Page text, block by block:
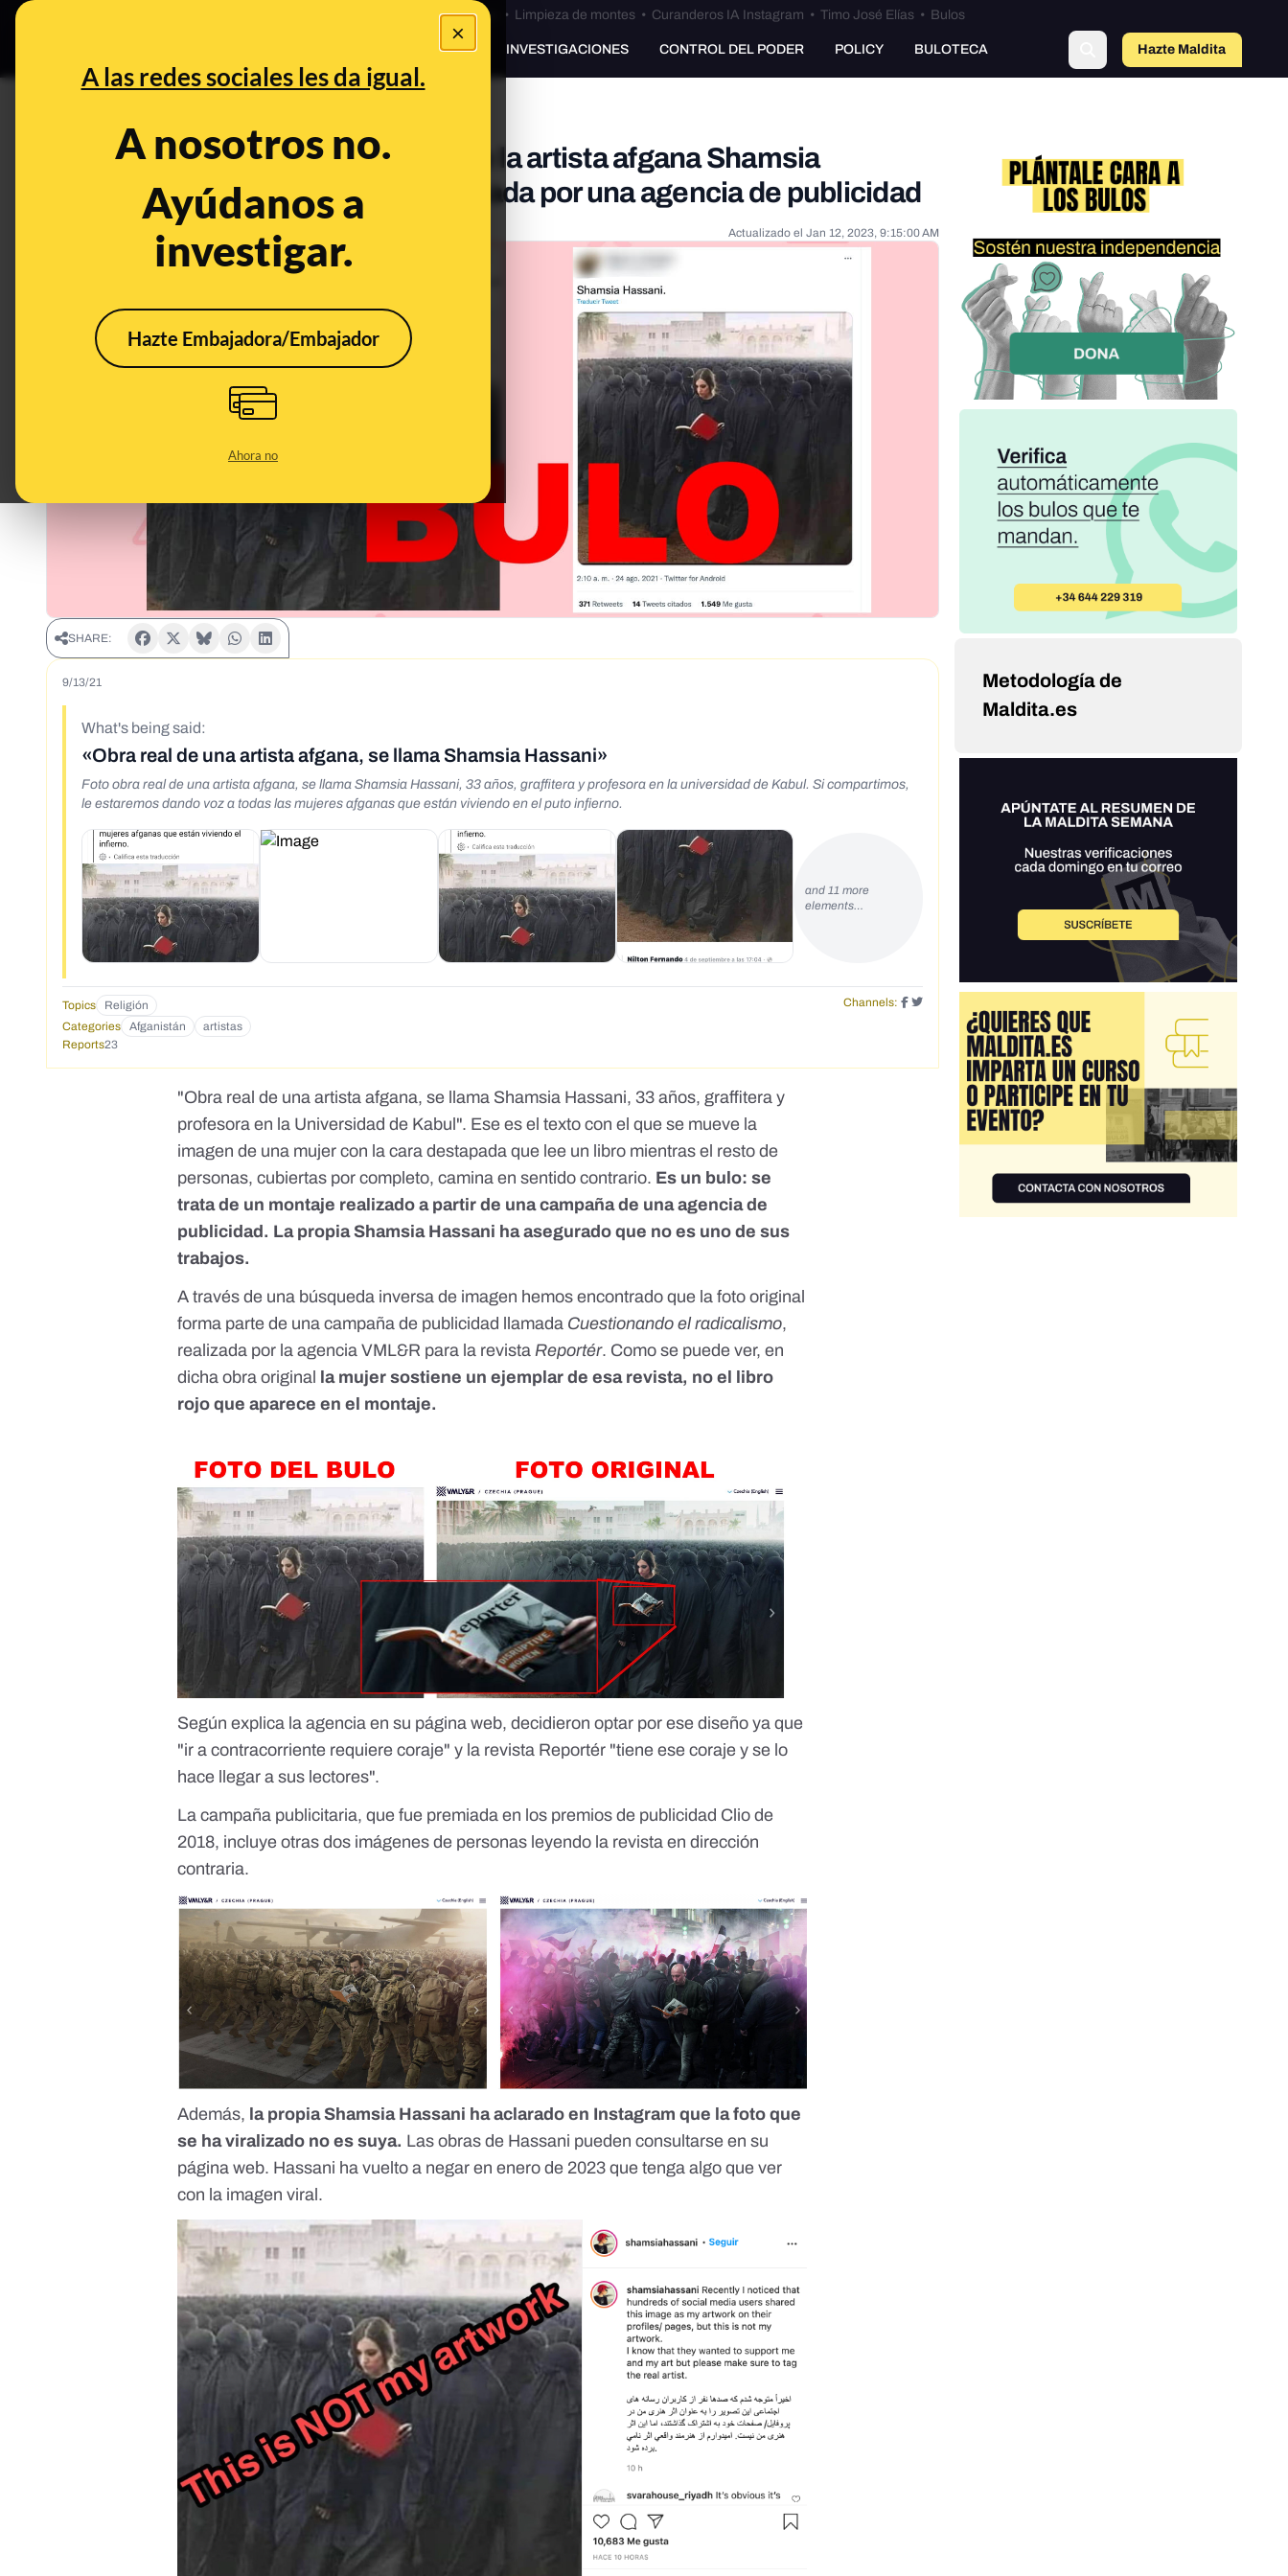
×
A las redes sociales les da igual.
A nosotros no.
Ayúdanos a
investigar.
Hazte Embajadora/Embajador
Ahora no
Bulos Ceuta • Limpieza de montes• Curanderos IA Instagram • Timo José Elías• Bulos
PREBUNKING INVESTIGACIONES CONTROL DEL PODER POLICY BULOTECA Hazte Maldito
a
No, esta foto no es una obra real de la artista afgana Shamsia
Hassani: la imagen original fue creada por una agencia de publicidad
Sep 13, 2021, 2:10:26 PM Actualizado el Jan 12, 2023, 9:15:00 AM
SHARE:
9/13/21
What's being said:
«Obra real de una artista afgana, se llama Shamsia Hassani»
Foto obra real de una artista afgana, se llama Shamsia Hassani, 33 años, graffitera y profesora en la universidad de Kabul. Si compartimos,
le estaremos dando voz a todas las mujeres afganas que están viviendo en el puto infierno.
and 11 more
elements…
Topics Religión
Channels:
Categories
Afganistán
artistas
Reports23
"Obra real de una artista afgana, se llama Shamsia Hassani, 33 años, graffitera y
profesora en la Universidad de Kabul". Ese es el texto con el que se mueve la
imagen de una mujer con la cara destapada que lee un libro mientras el resto de
personas, cubiertas por completo, camina en sentido contrario. Es un bulo: se
trata de un montaje realizado a partir de una campaña de una agencia de
publicidad. La propia Shamsia Hassani ha asegurado que no es uno de sus
trabajos.
A través de una búsqueda inversa de imagen hemos encontrado que la foto original
forma parte de una campaña de publicidad llamada Cuestionando el radicalismo,
realizada por la agencia VML&R para la revistaReportér. Como se puede ver, en
dicha obra original
la mujer sostiene un ejemplar de esa revista, no el libro
rojo que aparece en el montaje.
Según explica la agenciaen su página web, decidieron optar por ese diseño ya que
"ir a contracorriente requiere coraje" y la revista Reportér "tiene ese coraje y se lo
hace llegar a sus lectores".
La campaña publicitaria, quefue premiada en los premios de publicidad Clio de
2018, incluye otras dos imágenes de personas leyendo la revista en dirección
contraria.
Además, la propia Shamsia Hassani ha aclarado en Instagram que la foto que
se ha viralizado no es suya. Las obras de Hassani pueden consultarseen su
página web. Hassani ha vuelto a negar en enero de 2023 que tenga algo que ver
con la imagen viral.
Metodología de
Maldita.es